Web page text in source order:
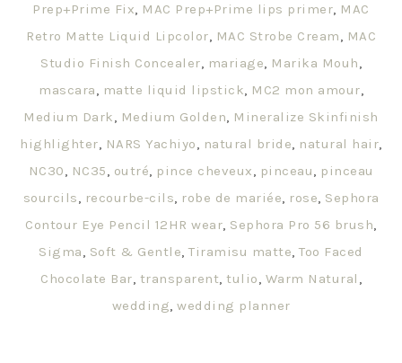
Prep+Prime Fix, MAC Prep+Prime lips primer, MAC
Retro Matte Liquid Lipcolor, MAC Strobe Cream, MAC
Studio Finish Concealer, mariage, Marika Mouh,
mascara, matte liquid lipstick, MC2 mon amour,
Medium Dark, Medium Golden, Mineralize Skinfinish
highlighter, NARS Yachiyo, natural bride, natural hair,
NC30, NC35, outré, pince cheveux, pinceau, pinceau
sourcils, recourbe-cils, robe de mariée, rose, Sephora
Contour Eye Pencil 12HR wear, Sephora Pro 56 brush,
Sigma, Soft & Gentle,Tiramisu matte,Too Faced
Chocolate Bar, transparent, tulio, Warm Natural ,
wedding, wedding planner